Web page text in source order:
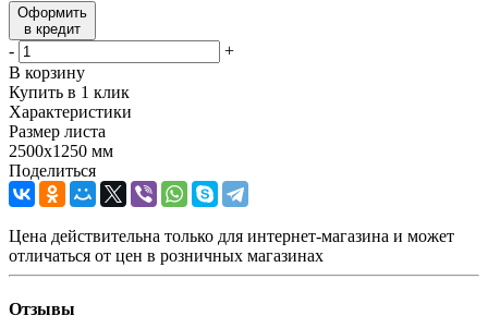
Оформить
в кредит
-
+
В корзину
Купить в 1 клик
Характеристики
Размер листа
2500х1250 мм
Поделиться
Цена действительна только для интернет-магазина и может
отличаться от цен в розничных магазинах
Отзывы